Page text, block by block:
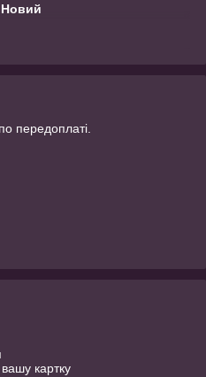
Новий
передоплаті.
картку